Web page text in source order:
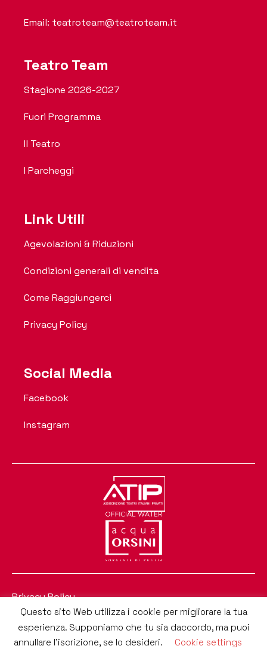
Email: teatroteam@teatroteam.it
Teatro Team
Stagione 2026-2027
Fuori Programma
Il Teatro
I Parcheggi
Link Utili
Agevolazioni & Riduzioni
Condizioni generali di vendita
Come Raggiungerci
Privacy Policy
Social Media
Facebook
Instagram
Privacy Policy
Progettato & Sviluppato da e.RATIO soluzioni software
Questo sito Web utilizza i cookie per migliorare la tua
esperienza. Supponiamo che tu sia daccordo, ma puoi
annullare l'iscrizione, se lo desideri.
Cookie settings